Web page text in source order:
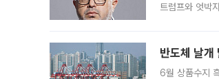
트럼프와 엇박
반도체 날
6월 상품수지